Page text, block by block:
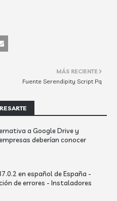
MÁS RECIENTE
Fuente Serendipity Script Pq
a Google Drive y
deberían conocer
en español de España -
de errores - Instaladores